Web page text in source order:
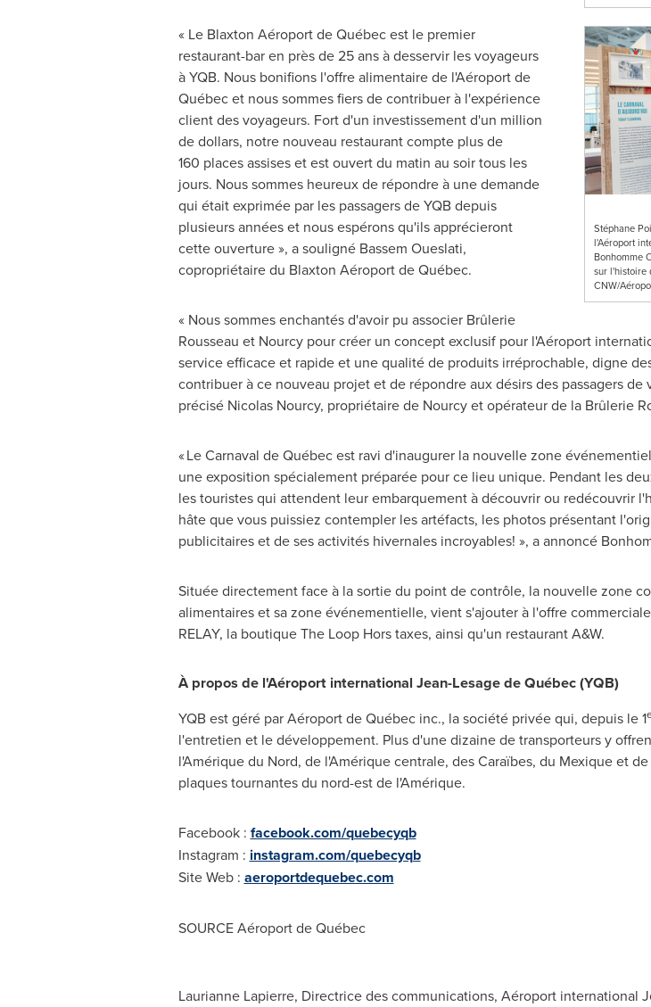
Stéphane
l'Aéroport
Bonhomme
sur l'histoire
CNW/
« Le Blaxton Aéroport de Québec est le premier
restaurant-bar en près de 25 ans à desservir les voyageurs
à YQB. Nous bonifions l'offre alimentaire de l'Aéroport de
Québec et nous sommes fiers de contribuer à l'expérience
client des voyageurs. Fort d'un investissement d'un million
de dollars, notre nouveau restaurant compte plus de
160 places assises et est ouvert du matin au soir tous les
jours. Nous sommes heureux de répondre à une demande
qui était exprimée par les passagers de YQB depuis
plusieurs années et nous espérons qu'ils apprécieront
cette ouverture », a souligné Bassem Oueslati,
copropriétaire du Blaxton Aéroport de Québec.
« Nous sommes enchantés d'avoir pu associer Brûlerie
Rousseau et Nourcy pour créer un concept exclusif pour l'Aéroport
service efficace et rapide et une qualité de produits irréprochable, digne
contribuer à ce nouveau projet et de répondre aux désirs des passagers
précisé Nicolas Nourcy, propriétaire de Nourcy et opérateur de la Brûlerie
« Le Carnaval de Québec est ravi d'inaugurer la nouvelle zone
une exposition spécialement préparée pour ce lieu unique. Pendant les
les touristes qui attendent leur embarquement à découvrir ou redécouvrir
hâte que vous puissiez contempler les artéfacts, les photos présentant
publicitaires et de ses activités hivernales incroyables! », a annoncé
Située directement face à la sortie du point de contrôle, la nouvelle zone
alimentaires et sa zone événementielle, vient s'ajouter à l'offre
RELAY, la boutique The Loop Hors taxes, ainsi qu'un restaurant A&W.
À propos de l'Aéroport international Jean-Lesage de Québec (YQB)
YQB est géré par Aéroport de Québec inc., la société privée qui, depuis le 1
l'entretien et le développement. Plus d'une dizaine de transporteurs y
l'Amérique du Nord, de l'Amérique centrale, des Caraïbes, du Mexique et
plaques tournantes du nord-est de l'Amérique.
Facebook : facebook.com/quebecyqb
Instagram : instagram.com/quebecyqb
Site Web : aeroportdequebec.com
SOURCE Aéroport de Québec
Laurianne Lapierre, Directrice des communications, Aéroport international